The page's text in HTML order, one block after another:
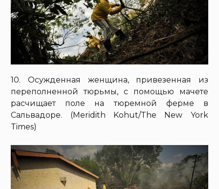
10. Осужденная женщина, привезенная из
переполненной тюрьмы, с помощью мачете
расчищает поле на тюремной ферме в
Сальвадоре. (Meridith Kohut/The New York
Times)